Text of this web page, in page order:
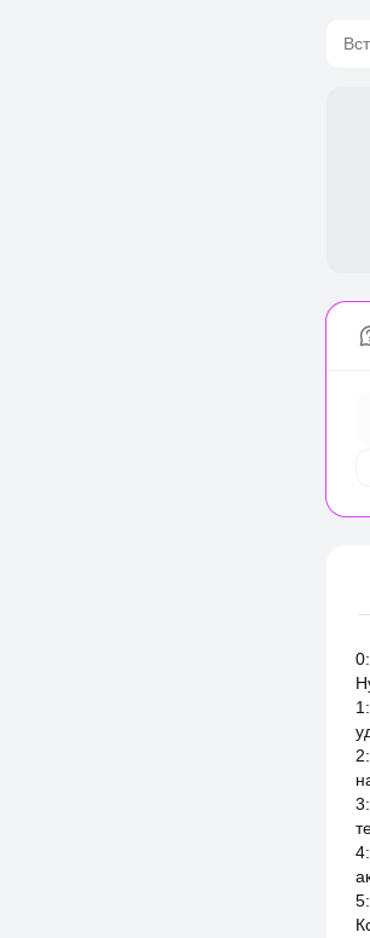
0:
1 :
2:
3:
4:
5: